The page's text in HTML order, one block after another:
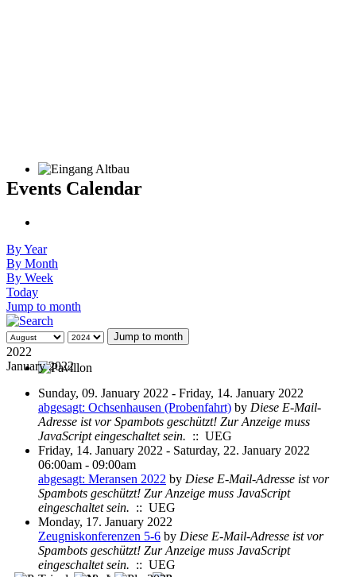
Events Calendar
By Year
By Month
By Week
Today
Jump to month
Jump to month
2022
January 2022
Sunday, 09. January 2022 - Friday, 14. January 2022
abgesagt: Ochsenhausen (Probenfahrt) by Diese E-Mail-
Adresse ist vor Spambots geschützt! Zur Anzeige muss
JavaScript eingeschaltet sein. :: UEG
Friday, 14. January 2022 - Saturday, 22. January 2022
06:00am - 09:00am
abgesagt: Meransen 2022 by Diese E-Mail-Adresse ist vor
Spambots geschützt! Zur Anzeige muss JavaScript
eingeschaltet sein. :: UEG
Monday, 17. January 2022
Zeugniskonferenzen 5-6 by Diese E-Mail-Adresse ist vor
Spambots geschützt! Zur Anzeige muss JavaScript
eingeschaltet sein. :: UEG